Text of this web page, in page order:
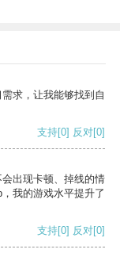
求，让我能够找到自
支持[0] 反对[0]
出现卡顿、掉线的情
我的游戏水平提升了
支持[0] 反对[0]